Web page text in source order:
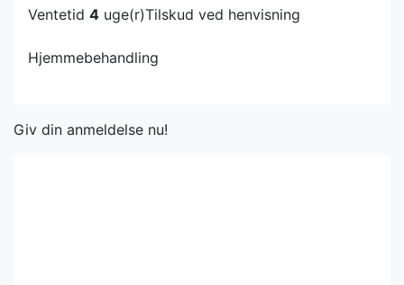
Ventetid 4 uge(r)Tilskud ved henvisning
Hjemmebehandling
Giv din anmeldelse nu!